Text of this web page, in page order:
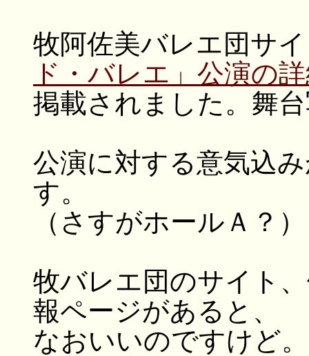
牧阿佐美バレエ団サ
ド・バレエ」公演の
掲載されました。舞
公演に対する意気込
す。
（さすがホールＡ？）
牧バレエ団のサイト
報ページがあると、
なおいいのですけど。